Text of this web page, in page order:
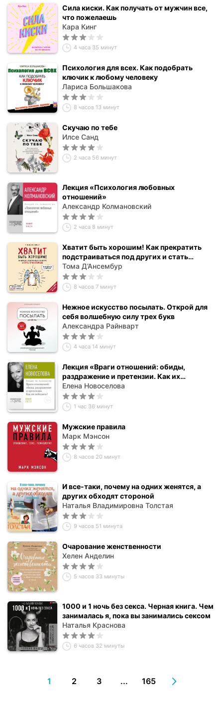
Сила киски. Как получать от мужчин все,
что пожелаешь
Кара Кинг
4 часа 35 минут
Психология для всех. Как подобрать
ключик к любому человеку
Лариса Большакова
8 часов 13 минут
Скучаю по тебе
Илсе Санд
2 часа 56 минут
Лекция «Психология любовных
отношений»
Александр Колмановский
2 часа 8 минут
Хватит быть хорошим! Как прекратить
подстраиваться под других и стать
счастливым
Тома Д’Ансембур
8 часов 7 минут
Нежное искусство посылать. Открой для
себя волшебную силу трех букв
Александра Райнварт
4 часа 14 минут
Лекция «Враги отношений: обиды,
раздражение и претензии. Как их
победить?»
Елена Новоселова
1 час 36 минут
Мужские правила
Марк Мэнсон
8 часов 20 минут
И все-таки, почему на одних женятся, а
других обходят стороной
Наталья Владимировна Толстая
9 часов 51 минута
Очарование женственности
Хелен Анделин
5 часов 33 минуты
1000 и 1 ночь без секса. Черная книга. Чем
занималась я, пока вы занимались сексом
Наталья Краснова
6 часов 32 минуты
1 2 3 ... 165